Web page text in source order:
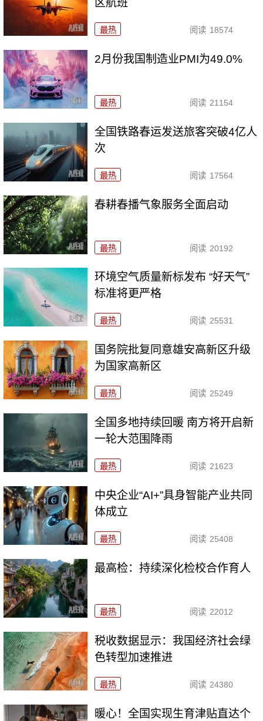
区航班
最热 阅读 18574
2月份我国制造业PMI为49.0%
最热 阅读 21154
全国铁路春运发送旅客突破4亿人
次
最热 阅读 17564
春耕春播气象服务全面启动
最热 阅读 20192
环境空气质量新标发布 “好天气”
标准将更严格
最热 阅读 25531
国务院批复同意雄安高新区升级
为国家高新区
最热 阅读 25249
全国多地持续回暖 南方将开启新
一轮大范围降雨
最热 阅读 21623
中央企业“AI+”具身智能产业共同
体成立
最热 阅读 25408
最高检：持续深化检校合作育人
最热 阅读 22012
税收数据显示：我国经济社会绿
色转型加速推进
最热 阅读 24380
暖心！全国实现生育津贴直达个